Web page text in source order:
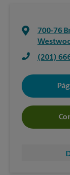
700-76
(201)